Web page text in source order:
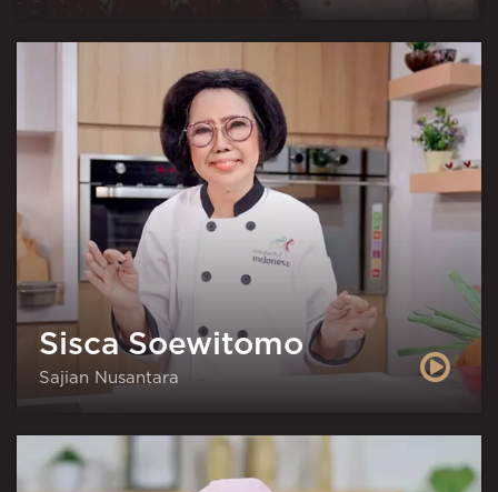
Sisca Soewitomo
Sajian Nusantara